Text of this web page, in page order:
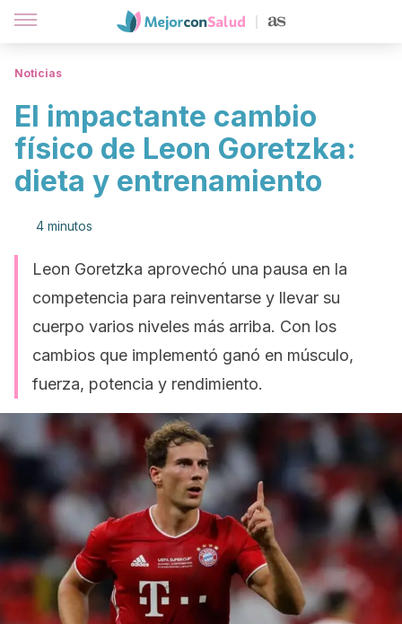
Noticias
El impactante cambio
físico de Leon Goretzka:
dieta y entrenamiento
4 minutos
Leon Goretzka aprovechó una pausa en la
competencia para reinventarse y llevar su
cuerpo varios niveles más arriba. Con los
cambios que implementó ganó en músculo,
fuerza, potencia y rendimiento.